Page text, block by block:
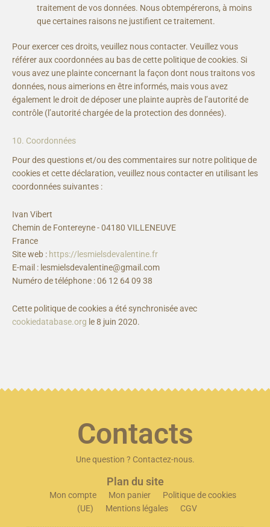
traitement de vos données. Nous obtempérerons, à moins
que certaines raisons ne justifient ce traitement.
Pour exercer ces droits, veuillez nous contacter. Veuillez vous
référer aux coordonnées au bas de cette politique de cookies. Si
vous avez une plainte concernant la façon dont nous traitons vos
données, nous aimerions en être informés, mais vous avez
également le droit de déposer une plainte auprès de l’autorité de
contrôle (l’autorité chargée de la protection des données).
10. Coordonnées
Pour des questions et/ou des commentaires sur notre politique de
cookies et cette déclaration, veuillez nous contacter en utilisant les
coordonnées suivantes :
Ivan Vibert
Chemin de Fontereyne - 04180 VILLENEUVE
France
Site web : https://lesmielsdevalentine.fr
E-mail : lesmielsdevalentine@gmail.com
Numéro de téléphone : 06 12 64 09 38
Cette politique de cookies a été synchronisée avec
cookiedatabase.org le 8 juin 2020.
Contacts
Une question ? Contactez-nous.
Plan du site
Mon compte Mon panier
Politique de cookies
(UE)
Mentions légales CGV